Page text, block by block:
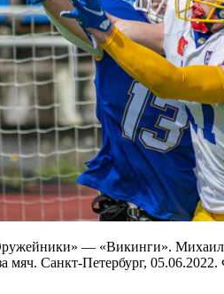
— «Викинги».
мяч. Санкт-Петербург,